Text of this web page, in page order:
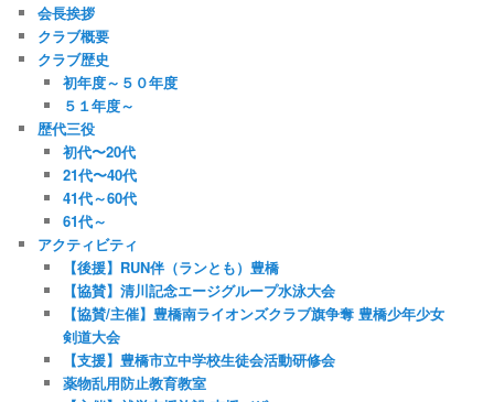
会長挨拶
クラブ概要
クラブ歴史
初年度～５０年度
５１年度～
歴代三役
初代〜20代
21代〜40代
41代～60代
61代～
アクティビティ
【後援】RUN伴（ランとも）豊橋
【協賛】清川記念エージグループ水泳大会
【協賛/主催】豊橋南ライオンズクラブ旗争奪 豊橋少年少女
剣道大会
【支援】豊橋市立中学校生徒会活動研修会
薬物乱用防止教育教室